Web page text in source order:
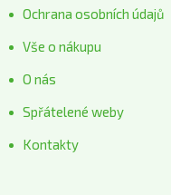
Ochrana osobních údajů
Vše o nákupu
O nás
Spřátelené weby
Kontakty